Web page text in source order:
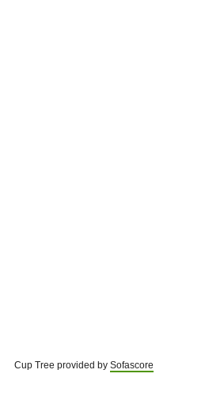
Cup Tree provided by Sofascore